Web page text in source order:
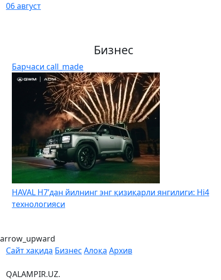
06 август
Бизнес
Барчаси call_made
HAVAL H7’дан йилнинг энг қизиқарли янгилиги: Hi4
технологияси
arrow_upward
Сайт хақида Бизнес Алоқа Архив
QALAMPIR.UZ.